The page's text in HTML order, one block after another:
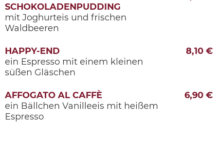
SCHOKOLADENPUDDING
mit Joghurteis und frischen
Waldbeeren
HAPPY-END
ein Espresso mit einem kleinen
süßen Gläschen
8,10 €
AFFOGATO AL CAFFÈ
ein Bällchen Vanilleeis mit heißem
Espresso
6,90 €